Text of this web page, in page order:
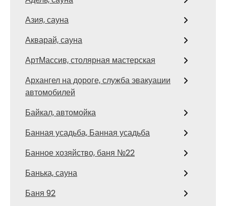
Азия, сауна
Акварай, сауна
АртМассив, столярная мастерская
Архангел на дороге, служба эвакуации
автомобилей
Байкал, автомойка
Банная усадьба, Банная усадьба
Банное хозяйство, баня №22
Банька, сауна
Баня 92